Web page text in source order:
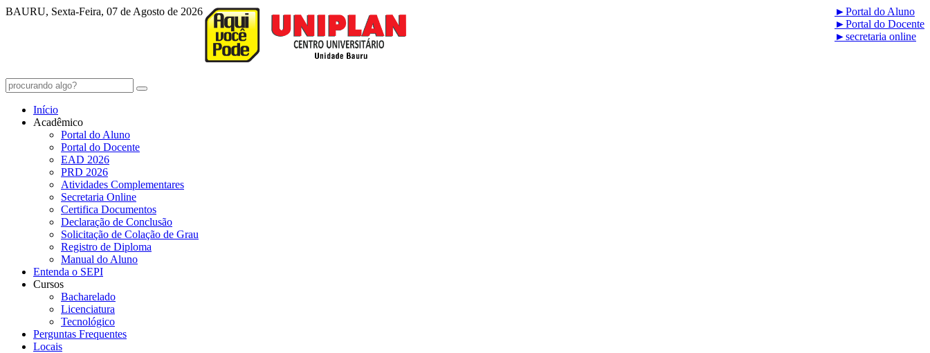
BAURU, Sexta-Feira, 07 de Agosto de 2026 ►Portal do Aluno
►Portal do Docente
►secretaria online
Início
Acadêmico
Portal do Aluno
Portal do Docente
EAD 2026
PRD 2026
Atividades Complementares
Secretaria Online
Certifica Documentos
Declaração de Conclusão
Solicitação de Colação de Grau
Registro de Diploma
Manual do Aluno
Entenda o SEPI
Cursos
Bacharelado
Licenciatura
Tecnológico
Perguntas Frequentes
Locais